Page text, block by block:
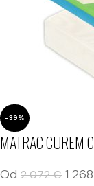
-39%
MATRAC CUREM
Od 2 072€ 1 268